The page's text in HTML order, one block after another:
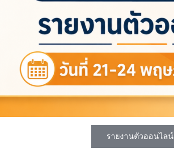
รายงานตัวออนไลน์